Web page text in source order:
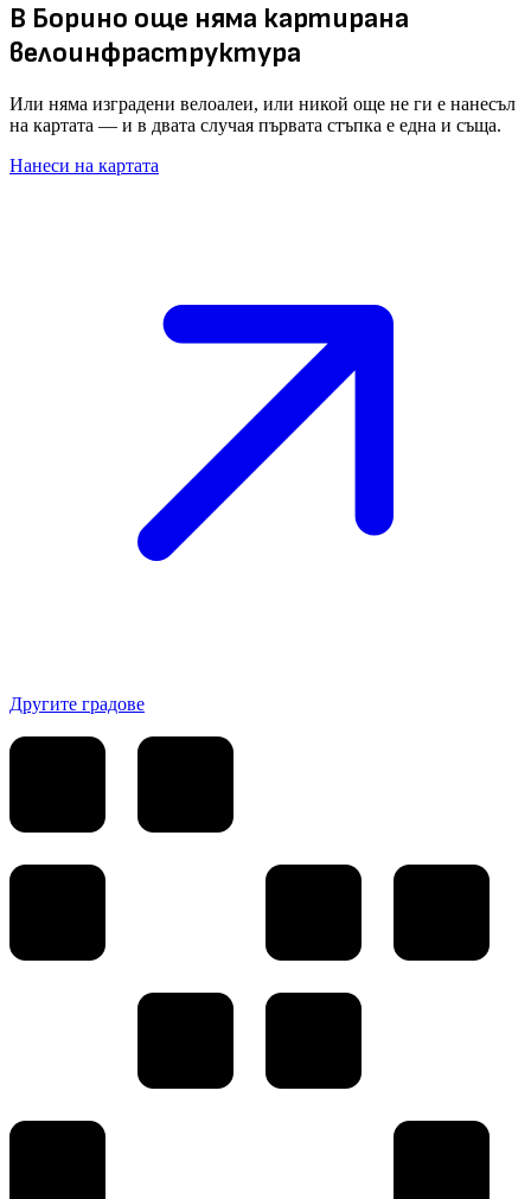
В Борино още няма картирана
велоинфраструктура
Или няма изградени велоалеи, или никой още не ги е нанесъл
на картата — и в двата случая първата стъпка е една и съща.
Нанеси на картата
Другите градове